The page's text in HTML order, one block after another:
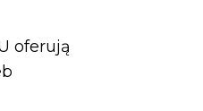
oferują